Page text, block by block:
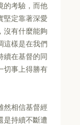
的考驗，而他
堅定靠著深愛
沒有什麼能夠
這樣是在我們
續在基督的同
切事上得勝有
然相信基督經
是持續不斷遭